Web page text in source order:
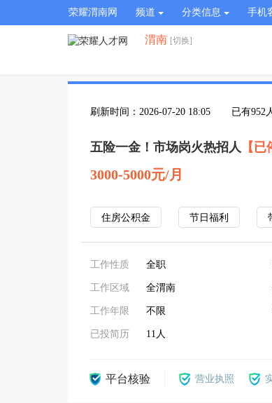
荣耀渭南网 频道 分类信息 手机
渭南 [切换]
刷新时间：2026-07-20 18:05 已有952
五险一金！市场岗火热招人 【已
3000-5000元/月
住房公积金 节日福利
工作性质 全职
工作区域 全渭南
工作年限 不限
已投简历 11人
平台核验 营业执照